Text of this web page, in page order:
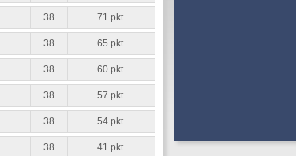
38 71 pkt.
38 65 pkt.
38 60 pkt.
38 57 pkt.
38 54 pkt.
38 41 pkt.